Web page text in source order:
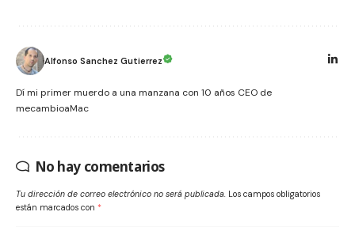
Alfonso Sanchez Gutierrez
Dí mi primer muerdo a una manzana con 10 años CEO de
mecambioaMac
No hay comentarios
Tu dirección de correo electrónico no será publicada. Los campos obligatorios
están marcados con *